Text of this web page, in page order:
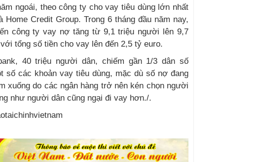
ngoái, theo công ty cho vay tiêu dùng lớn nhất
Home Credit Group. Trong 6 tháng đầu năm nay,
công ty vay nợ tăng từ 9,1 triệu người lên 9,7
tổng số tiền cho vay lên đến 2,5 tỷ euro.
40 triệu người dân, chiếm gần 1/3 dân số
số các khoản vay tiêu dùng, mặc dù số nợ đang
xuống do các ngân hàng trở nên kén chọn người
như người dân cũng ngại đi vay hơn./.